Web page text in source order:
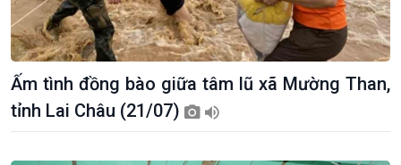
Ấm tình đồng bào giữa tâm lũ xã Mường Than,
tỉnh Lai Châu (21/07)